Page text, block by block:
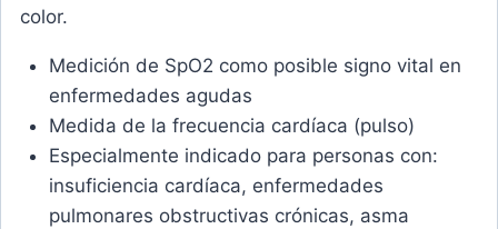
color.
Medición de SpO2 como posible signo vital en
enfermedades agudas
Medida de la frecuencia cardíaca (pulso)
Especialmente indicado para personas con:
insuficiencia cardíaca, enfermedades
pulmonares obstructivas crónicas, asma